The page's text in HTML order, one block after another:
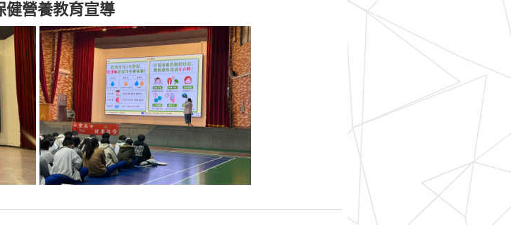
健營養教育宣導